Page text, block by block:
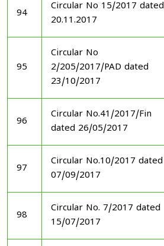
94
Circular No 15/2017 dated
20.11.2017
95
Circular No
2/205/2017/PAD dated
23/10/2017
96
Circular No.41/2017/Fin
dated 26/05/2017
97
Circular No.10/2017 dated
07/09/2017
98
Circular No. 7/2017 dated
15/07/2017